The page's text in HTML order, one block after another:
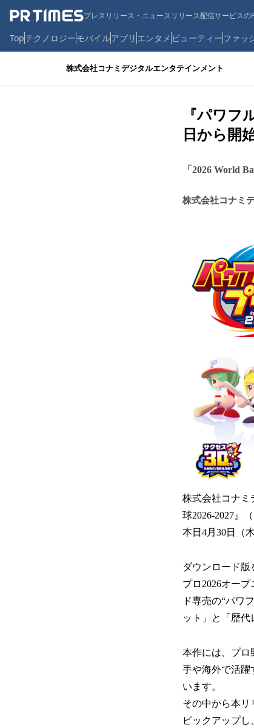
プレスリリース・ニュースリリース配信サービスの
Topテクノロジーモバイルアプリ エンタメ ビューティーファッ
株式会社コナミデジタルエンタテインメント
『パワフ
日から開
「2026 World
株式会社コナミ
株式会社コナミ
球2026-2027』
本日4月30日（
ダウンロード
プロ2026オー
ド専売の“パワ
ット」と「歴代
本作には、プロ
手や海外で活躍
います。
その中から本リ
ピックアップし